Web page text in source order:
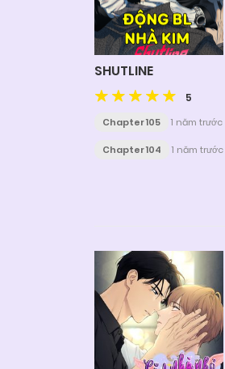
SHUTLINE
5
Chapter 105 1 năm trước
Chapter 104 1 năm trước